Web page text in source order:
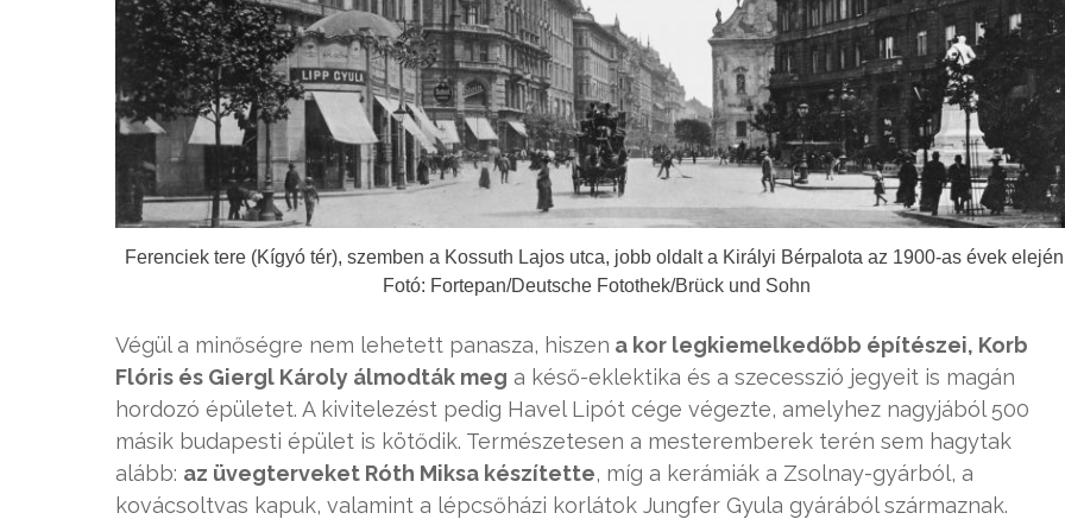
Ferenciek tere (Kígyó tér), szemben a Kossuth Lajos utca, jobb oldalt a Királyi Bérpalota az 1900-as évek
Fotó: Fortepan/Deutsche Fotothek/Brück und Sohn
Végül a minőségre nem lehetett panasza, hiszen a kor legkiemelkedőbb építészei, Korb
Flóris és Giergl Károly álmodták meg a késő-eklektika és a szecesszió jegyeit is magán
hordozó épületet. A kivitelezést pedig Havel Lipót cége végezte, amelyhez nagyjából 500
másik budapesti épület is kötődik. Természetesen a mesteremberek terén sem hagytak
alább: az üvegterveket Róth Miksa készítette, míg a kerámiák a Zsolnay-gyárból, a
kovácsoltvas kapuk, valamint a lépcsőházi korlátok Jungfer Gyula gyárából származnak.